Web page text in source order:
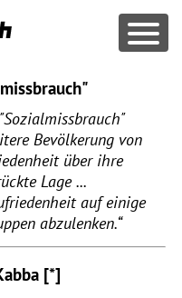
Bevölkerung von
über ihre
Lage ...
auf einige
abzulenken.
[*]